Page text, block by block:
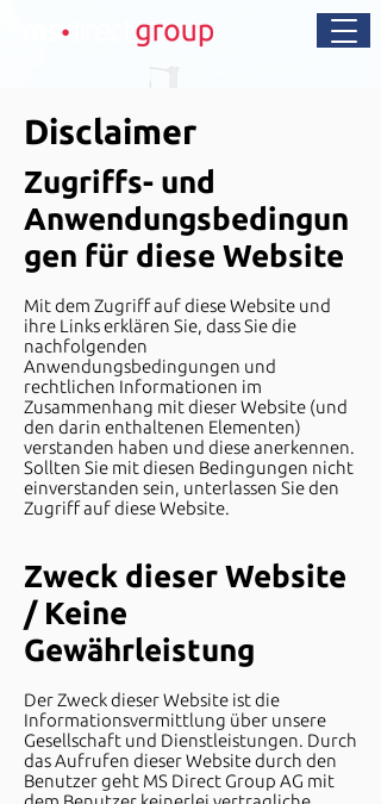
Disclaimer
Zugriffs- und
Anwendungsbedingun
gen für diese Website
Mit dem Zugriff auf diese Website und
ihre Links erklären Sie, dass Sie die
nachfolgenden
Anwendungsbedingungen und
rechtlichen Informationen im
Zusammenhang mit dieser Website (und
den darin enthaltenen Elementen)
verstanden haben und diese anerkennen.
Sollten Sie mit diesen Bedingungen nicht
einverstanden sein, unterlassen Sie den
Zugriff auf diese Website.
Zweck dieser Website
/ Keine
Gewährleistung
Der Zweck dieser Website ist die
Informationsvermittlung über unsere
Gesellschaft und Dienstleistungen. Durch
das Aufrufen dieser Website durch den
Benutzer geht MS Direct Group AG mit